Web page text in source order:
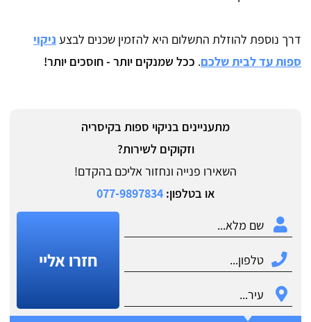
דרך נוספת להוזלת התשלום היא להזמין שכנים לבצע ניקוי
ספות עד לבית שלכם. ככל שמנקים יותר - חוסכים יותר!
מתעניינים בניקוי ספות בקיסריה
וזקוקים לשירות?
השאירו פנייה ונחזור אליכם בהקדם!
או בטלפון:077-9897834
חזרו אליי